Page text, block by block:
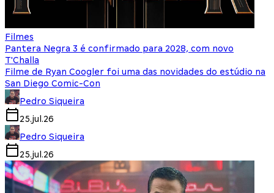
Filmes
Pantera Negra 3 é confirmado para 2028, com novo
T'Challa
Filme de Ryan Coogler foi uma das novidades do estúdio na
San Diego Comic-Con
Pedro Siqueira
25.jul.26
Pedro Siqueira
25.jul.26